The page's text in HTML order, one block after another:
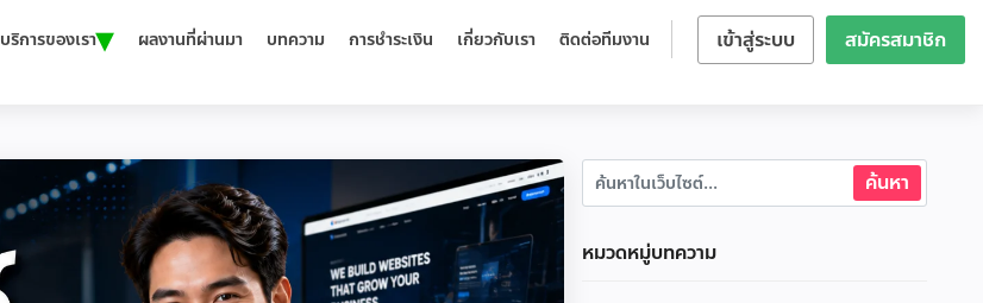
เข้าสู่ระบบ สมัครสมาชิก
บริการของเรา▾ ผลงานที่ผ่านมา บทความ การชำระเงิน เกี่ยวกับเรา ติดต่อทีมงาน
หมวดหมู่บทความ